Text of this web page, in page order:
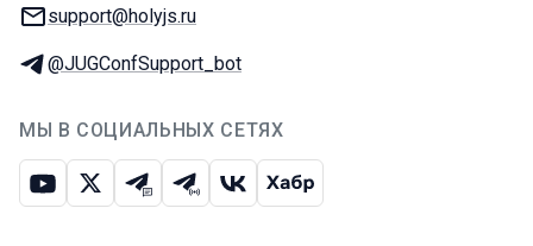
E-mail:
support@holyjs.ru
Телеграм:
@JUGConfSupport_bot
МЫ В СОЦИАЛЬНЫХ СЕТЯХ
ЮтубИкс Телеграм-чат
Телеграм-канал
ВКонтакте
Хабр